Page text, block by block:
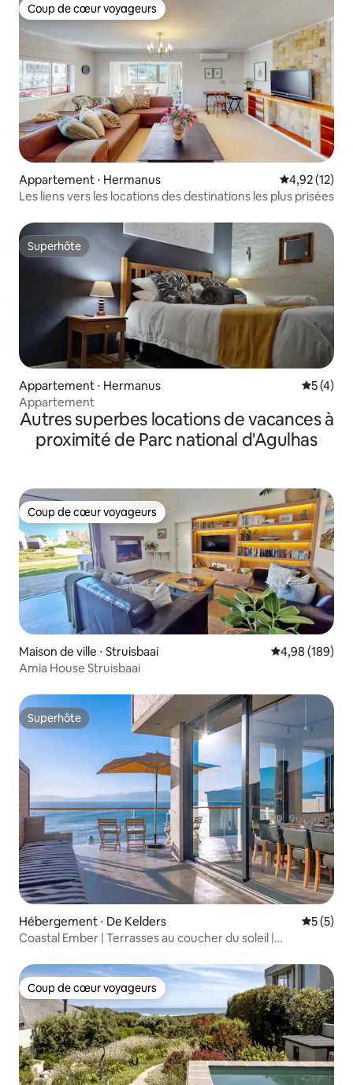
Coup de cœur voyageurs
Coup de cœur voyageurs
Appartement ⋅ Hermanus Évaluation
4,92 (12)
Les liens vers les locations des destinations les plus prisées
Superhôte
Superhôte
Appartement ⋅ Hermanus
5 (4)
Appartement
Autres superbes locations de vacances à
proximité de Parc national d'Agulhas
Coup de cœur voyageurs
Coup de cœur voyageurs
Maison de ville ⋅ Struisbaai Évaluation
4,98 (189)
Amia House Struisbaai
Superhôte
Superhôte
Hébergement ⋅ De Kelders
5 (5)
Coastal Ember | Terrasses au coucher du soleil |
Coup de cœur voyageurs
Coup de cœur voyageurs